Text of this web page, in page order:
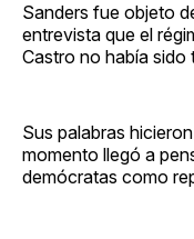
Sanders fue objeto
entrevista que el
Castro no había sido
Sus palabras
momento llegó a
demócratas como